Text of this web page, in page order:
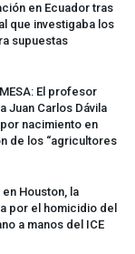
en Ecuador tras
que investigaba los
supuestas
: El profesor
Juan Carlos Dávila
nacimiento en
de los “agricultores
Houston, la
por el homicidio del
a manos del ICE